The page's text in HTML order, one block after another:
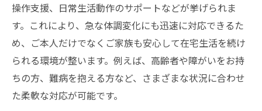
訪問看護サービス内容を見極めるチェック
ポイント
訪問看護の選択で大切な家族の声とその活
かし方
訪問看護利用前に知っておきたい相談先ま
とめ
操作支援、日常生活動作のサポートなどが挙げられま
す。これにより、急な体調変化にも迅速に対応できるた
め、ご本人だけでなくご家族も安心して在宅生活を続け
られる環境が整います。例えば、高齢者や障がいをお持
ちの方、難病を抱える方など、さまざまな状況に合わせ
た柔軟な対応が可能です。